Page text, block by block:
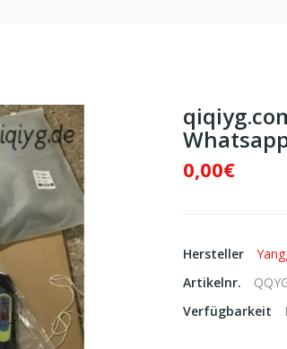
0,00€
Hersteller
Artikelnr.
Verfügbarkeit